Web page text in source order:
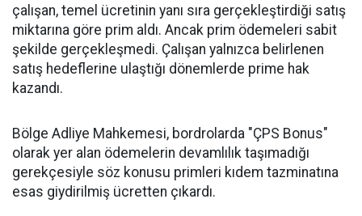
çalışan, temel ücretinin yanı sıra gerçekleştirdiği satış
miktarına göre prim aldı. Ancak prim ödemeleri sabit
şekilde gerçekleşmedi. Çalışan yalnızca belirlenen
satış hedeflerine ulaştığı dönemlerde prime hak
kazandı.
Bölge Adliye Mahkemesi, bordrolarda "ÇPS Bonus"
olarak yer alan ödemelerin devamlılık taşımadığı
gerekçesiyle söz konusu primleri kıdem tazminatına
esas giydirilmiş ücretten çıkardı.